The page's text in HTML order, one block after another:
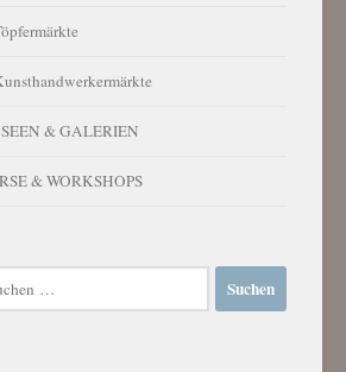
& GALERIEN
& WORKSHOPS